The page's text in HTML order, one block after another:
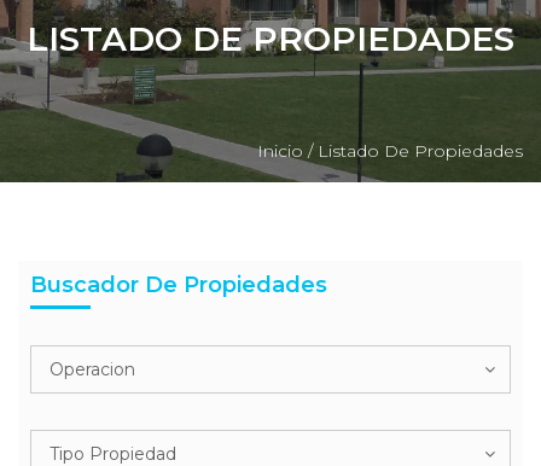
LISTADO DE PROPIEDADES
Inicio / Listado De Propiedades
Buscador De Propiedades
Operacion
Tipo Propiedad